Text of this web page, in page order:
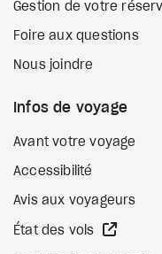
Gestion de votre
Foire aux questions
Nous joindre
Infos de voyage
Avant votre voyage
Accessibilité
Avis aux voyageurs
État des vols